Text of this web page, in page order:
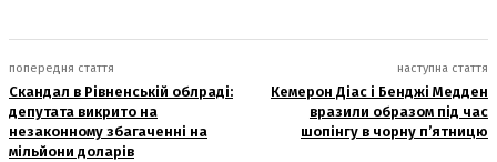
попередня стаття
Скандал в Рівненській облраді:
депутата викрито на
незаконному збагаченні на
мільйони доларів
наступна стаття
Кемерон Діас і Бенджі Медден
вразили образом під час
шопінгу в чорну п’ятницю